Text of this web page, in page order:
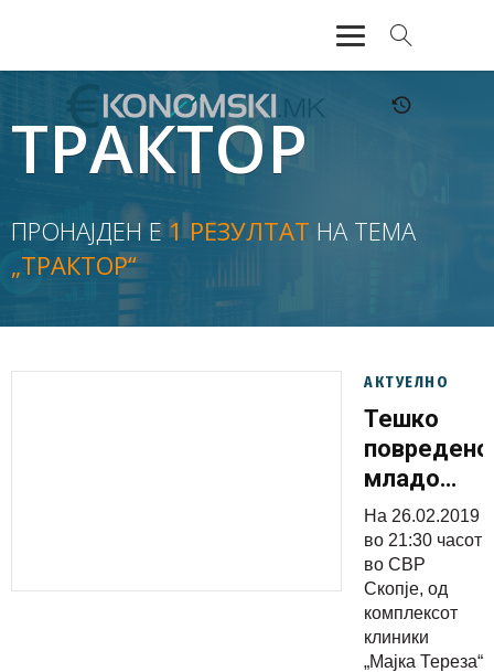
АКТУЕЛНО
ЕКОНОМИЈА
ФИНАНСИИ
БАНКАРСТВО
ЖИВОТ
ТРАКТОР
ПРОНАЈДЕН Е1 РЕЗУЛТАТ НА ТЕМА
„ТРАКТОР“
АКТУЕЛНО
Тешко
повредено
младо
момче од
Муртино:
Со
тракторот
удрил во
земјен
На 26.02.2019
во 21:30 часот
во СВР
Скопје, од
комплексот
клиники
„Мајка Тереза“